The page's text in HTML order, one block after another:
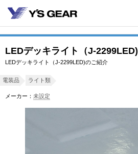
LEDデッキライト（J-2299LED)
LEDデッキライト（J-2299LED)のご紹介
電装品 ライト類
メーカー： 未設定